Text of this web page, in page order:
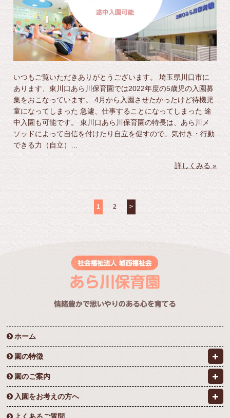
いつもご覧いただきありがとうございます。 埼玉県川口市に
あります、東川口あら川保育園では2022年度の5歳児の入園募
集をおこなっています。 4月から入園させたかったけど待機児
童になってしまった 急遽、仕事することになってしまった 途
中入園も可能です。 東川口あら川保育園の特長は、あら川メ
ソッドによって自信を付けたり自立を促すので、気付き・行動
できる力（自立）…
詳しくみる »
1 2 >
ホーム
園の特徴
園のご案内
入園をお考えの方へ